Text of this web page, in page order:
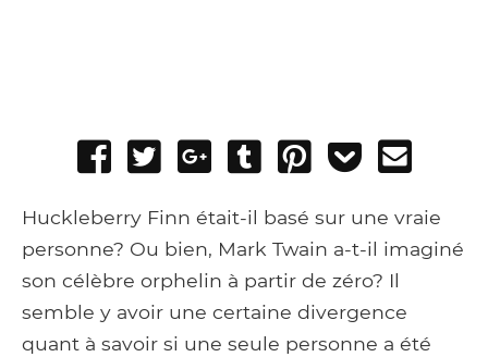
Share
Facebook
Tweet
Share
Google+
Post
Tumblr
Pin
Add
Pocket
Huckleberry Finn était-il basé sur une vraie
personne? Ou bien, Mark Twain a-t-il imaginé
son célèbre orphelin à partir de zéro? Il
semble y avoir une certaine divergence
quant à savoir si une seule personne a été